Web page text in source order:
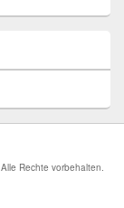
. Alle Rechte vorbehalten.